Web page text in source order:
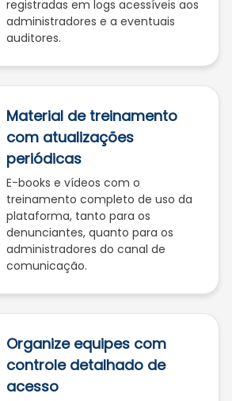
registradas em logs acessíveis aos
administradores e a eventuais
auditores.
Material de treinamento
com atualizações
periódicas
E-books e vídeos com o
treinamento completo de uso da
plataforma, tanto para os
denunciantes, quanto para os
administradores do canal de
comunicação.
Organize equipes com
controle detalhado de
acesso